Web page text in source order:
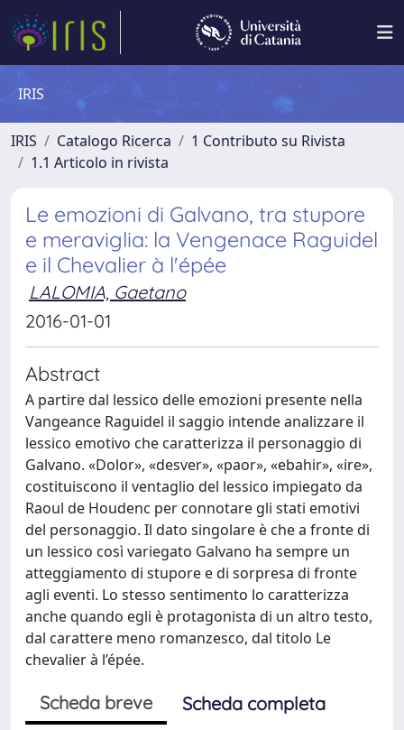
IRIS
IRIS Catalogo Ricerca
1 Contributo su Rivista
1.1 Articolo in rivista
Le emozioni di Galvano, tra stupore
e meraviglia: la Vengenace Raguidel
e il Chevalier à l'épée
LALOMIA, Gaetano
2016-01-01
Abstract
A partire dal lessico delle emozioni presente nella
Vangeance Raguidel il saggio intende analizzare il
lessico emotivo che caratterizza il personaggio di
Galvano. «Dolor», «desver», «paor», «ebahir», «ire»,
costituiscono il ventaglio del lessico impiegato da
Raoul de Houdenc per connotare gli stati emotivi
del personaggio. Il dato singolare è che a fronte di
un lessico così variegato Galvano ha sempre un
atteggiamento di stupore e di sorpresa di fronte
agli eventi. Lo stesso sentimento lo caratterizza
anche quando egli è protagonista di un altro testo,
dal carattere meno romanzesco, dal titolo Le
chevalier à l’épée.
Scheda breve
Scheda completa